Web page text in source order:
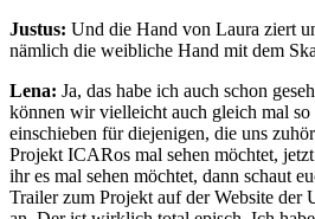
Justus: Und die Hand von Laura ziert
nämlich die weibliche Hand mit dem
Lena: Ja, das habe ich auch schon
können wir vielleicht auch gleich mal
einschieben für diejenigen, die uns
Projekt ICARos mal sehen möchtet,
ihr es mal sehen möchtet, dann schaut
Trailer zum Projekt auf der Website der